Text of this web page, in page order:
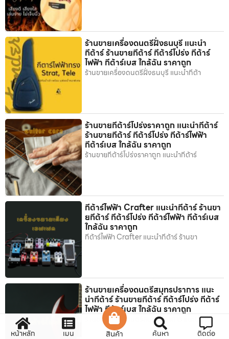
ร้านขายเครื่องดนตรีฝั่งธนบุรี แนะนำ
กีต้าร์ ร้านขายกีต้าร์ กีต้าร์โปร่ง กีต้าร์
ไฟฟ้า กีต้าร์เบส ใกล้ฉัน ราคาถูก
ร้านขายเครื่องดนตรีฝั่งธนบุรี แนะนำกีต้า
ร้านขายกีต้าร์โปร่งราคาถูก แนะนำกีต้าร์
ร้านขายกีต้าร์ กีต้าร์โปร่ง กีต้าร์ไฟฟ้า
กีต้าร์เบส ใกล้ฉัน ราคาถูก
ร้านขายกีต้าร์โปร่งราคาถูก แนะนำกีต้าร์
กีต้าร์ไฟฟ้า Crafter แนะนำกีต้าร์ ร้านขา
ยกีต้าร์ กีต้าร์โปร่ง กีต้าร์ไฟฟ้า กีต้าร์เบส
ใกล้ฉัน ราคาถูก
กีต้าร์ไฟฟ้า Crafter แนะนำกีต้าร์ ร้านขา
ร้านขายเครื่องดนตรีสมุทรปราการ แนะ
นำกีต้าร์ ร้านขายกีต้าร์ กีต้าร์โปร่ง กีต้าร์
ไฟฟ้า กีต้าร์เบส ใกล้ฉัน ราคาถูก
ร้านขายเครื่องดนตรีสมุทรปราการ แนะนำกีต้
หน้าหลัก
เมนู สินค้า ค้นหา ติดต่อ